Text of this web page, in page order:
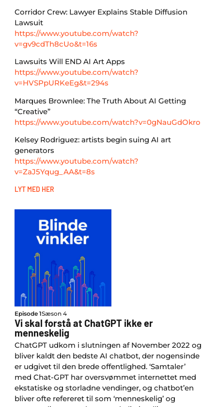
Corridor Crew: Lawyer Explains Stable Diffusion
Lawsuit
https://www.youtube.com/watch?
v=gv9cdTh8cUo&t=16s
Lawsuits Will END AI Art Apps
https://www.youtube.com/watch?
v=HVSPpURKeEg&t=294s
Marques Brownlee: The Truth About AI Getting
“Creative”
https://www.youtube.com/watch?v=0gNauGdOkro
Kelsey Rodriguez: artists begin suing AI art
generators
https://www.youtube.com/watch?
v=ZaJ5Yqug_AA&t=8s
LYT MED HER
Episode 1Sæson 4
Vi skal forstå at ChatGPT ikke er
menneskelig
ChatGPT udkom i slutningen af November 2022 og
bliver kaldt den bedste AI chatbot, der nogensinde
er udgivet til den brede offentlighed. ‘Samtaler’
med Chat-GPT har oversvømmet internettet med
ekstatiske og storladne vendinger, og chatbot’en
bliver ofte refereret til som ‘menneskelig’ og